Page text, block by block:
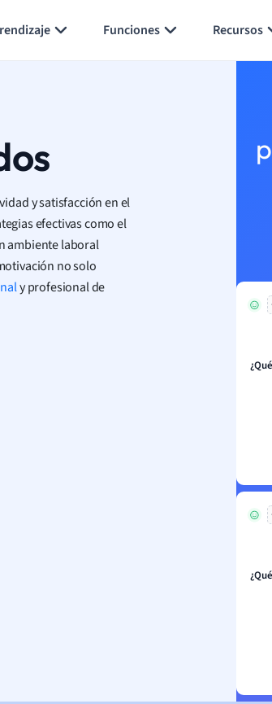
Funciones Recursos
y satisfacción en el
efectivas como el
ambiente laboral
no solo
y profesional de